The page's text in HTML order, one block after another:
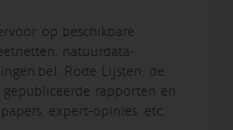
op beschikbare
natuurdata-
Rode Lijsten, de
rapporten en
expert-opinies, etc.